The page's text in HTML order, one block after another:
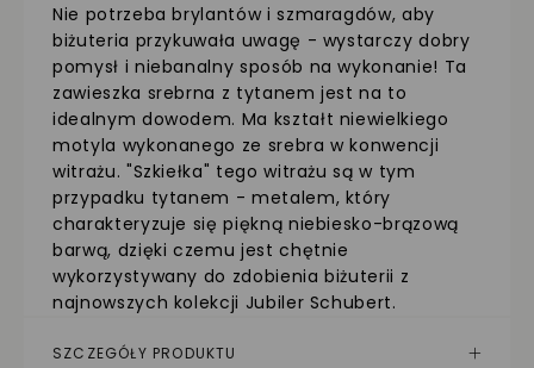
Nie potrzeba brylantów i szmaragdów, aby
biżuteria przykuwała uwagę - wystarczy dobry
pomysł i niebanalny sposób na wykonanie! Ta
zawieszka srebrna z tytanem jest na to
idealnym dowodem. Ma kształt niewielkiego
motyla wykonanego ze srebra w konwencji
witrażu. "Szkiełka" tego witrażu są w tym
przypadku tytanem - metalem, który
charakteryzuje się piękną niebiesko-brązową
barwą, dzięki czemu jest chętnie
wykorzystywany do zdobienia biżuterii z
najnowszych kolekcji Jubiler Schubert.
SZCZEGÓŁY PRODUKTU